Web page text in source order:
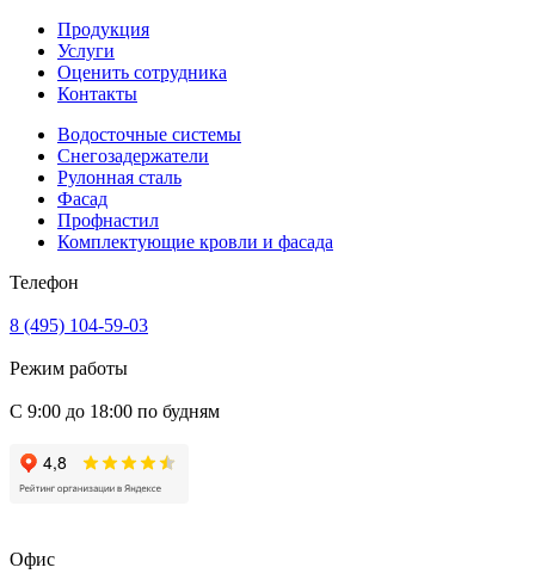
Продукция
Услуги
Оценить сотрудника
Контакты
Водосточные системы
Снегозадержатели
Рулонная сталь
Фасад
Профнастил
Комплектующие кровли и фасада
Телефон
8 (495) 104-59-03
Режим работы
С 9:00 до 18:00 по будням
Офис